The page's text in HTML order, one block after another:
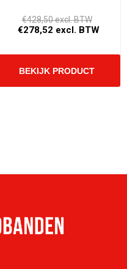
€428,50 excl. BTW
€278,52 excl. BTW